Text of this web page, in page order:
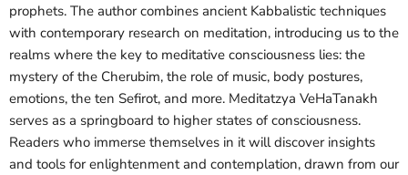
prophets. The author combines ancient Kabbalistic techniques
with contemporary research on meditation, introducing us to the
realms where the key to meditative consciousness lies: the
mystery of the Cherubim, the role of music, body postures,
emotions, the ten Sefirot, and more. Meditatzya VeHaTanakh
serves as a springboard to higher states of consciousness.
Readers who immerse themselves in it will discover insights
and tools for enlightenment and contemplation, drawn from our